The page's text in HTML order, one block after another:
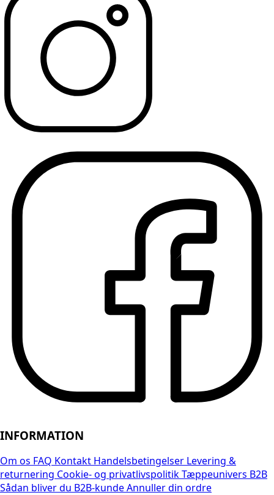
INFORMATION
Om os FAQ Kontakt Handelsbetingelser Levering &
returnering Cookie- og privatlivspolitikTæppeunivers B2B
Sådan bliver du B2B-kundeAnnuller din ordre